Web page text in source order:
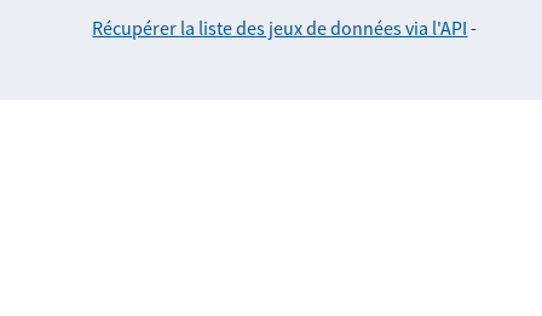
Récupérer la liste des jeux de données via l'API -